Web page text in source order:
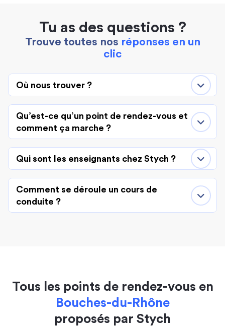
Tu as des questions ?
Trouve toutes nos réponses en un
clic
Où nous trouver ?
Qu’est-ce qu’un point de rendez-vous et
comment ça marche ?
Qui sont les enseignants chez Stych ?
Comment se déroule un cours de
conduite ?
Tous les points de rendez-vous en
Bouches-du-Rhône
proposés par Stych